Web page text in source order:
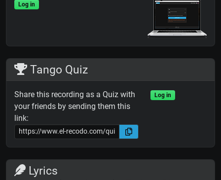
Log in
Tango Quiz
Share this recording as a Quiz with
your friends by sending them this
link:
Log in
Lyrics